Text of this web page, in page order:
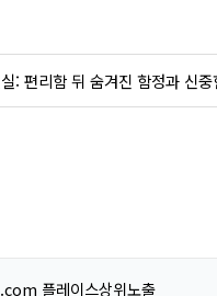
: 편리함 뒤 숨겨진 함정과 신
플레이스상위노출